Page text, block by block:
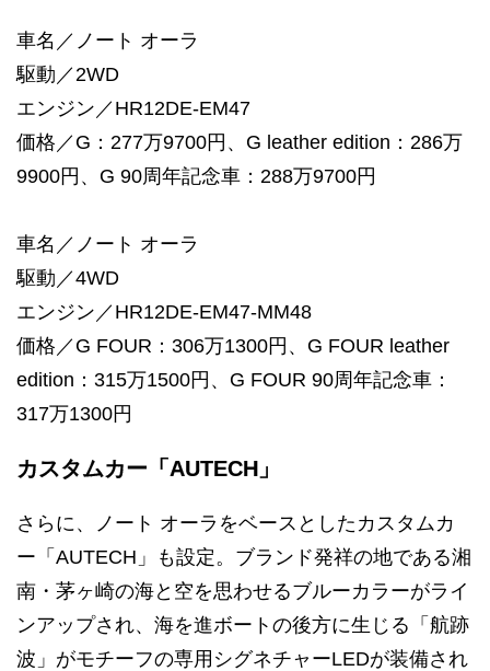
車名／ノート オーラ
駆動／2WD
エンジン／HR12DE-EM47
価格／G：277万9700円、G leather edition：286万
9900円、G 90周年記念車：288万9700円
車名／ノート オーラ
駆動／4WD
エンジン／HR12DE-EM47-MM48
価格／G FOUR：306万1300円、G FOUR leather
edition：315万1500円、G FOUR 90周年記念車：
317万1300円
カスタムカー「AUTECH」
さらに、ノート オーラをベースとしたカスタムカ
ー「AUTECH」も設定。ブランド発祥の地である湘
南・茅ヶ崎の海と空を思わせるブルーカラーがライ
ンアップされ、海を進ボートの後方に生じる「航跡
波」がモチーフの専用シグネチャーLEDが装備され